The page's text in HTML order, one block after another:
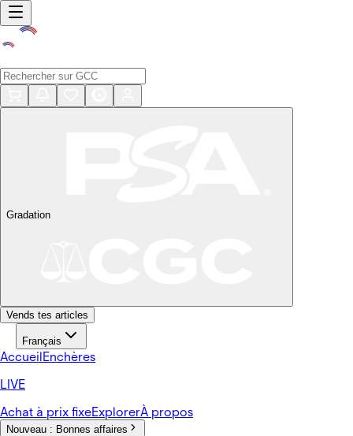
Gradation
Vends tes articles
Français
AccueilEnchères
LIVE
Achat à prix fixeExplorerÀ propos
Nouveau : Bonnes affaires